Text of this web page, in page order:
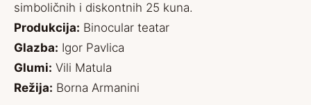
simboličnih i diskontnih 25 kuna.
Produkcija: Binocular teatar
Glazba: Igor Pavlica
Glumi: Vili Matula
Režija: Borna Armanini